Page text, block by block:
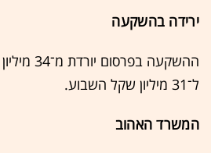
ירידה בהשקעה
ההשקעה
ל־31 מיליון שקל השבוע.
המשרד האהוב